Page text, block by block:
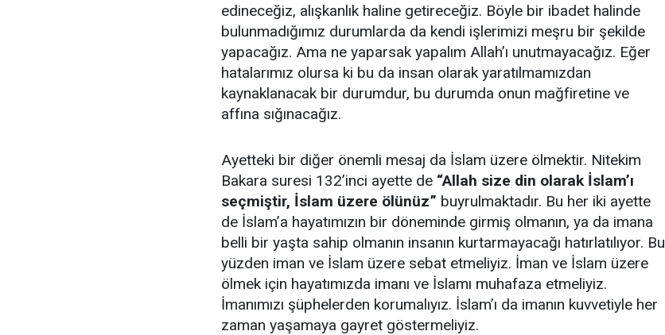
edineceğiz, alışkanlık haline getireceğiz. Böyle bir ibadet halinde
bulunmadığımız durumlarda da kendi işlerimizi meşru bir şekilde
yapacağız. Ama ne yaparsak yapalım Allah’ı unutmayacağız. Eğer
hatalarımız olursa ki bu da insan olarak yaratılmamızdan
kaynaklanacak bir durumdur, bu durumda onun mağfiretine ve
affına sığınacağız.
Ayetteki bir diğer önemli mesaj da İslam üzere ölmektir. Nitekim
Bakara suresi 132’inci ayette de “Allah size din olarak İslam’ı
seçmiştir, İslam üzere ölünüz” buyrulmaktadır. Bu her iki ayette
de İslam’a hayatımızın bir döneminde girmiş olmanın, ya da imana
belli bir yaşta sahip olmanın insanın kurtarmayacağı hatırlatılıyor. Bu
yüzden iman ve İslam üzere sebat etmeliyiz. İman ve İslam üzere
ölmek için hayatımızda imanı ve İslamı muhafaza etmeliyiz.
İmanımızı şüphelerden korumalıyız. İslam’ı da imanın kuvvetiyle her
zaman yaşamaya gayret göstermeliyiz.